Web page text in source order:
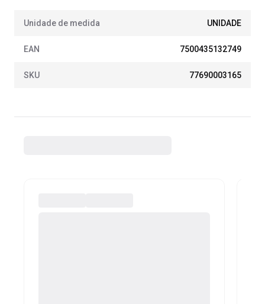
Unidade de medida UNIDADE
EAN 7500435132749
SKU 77690003165